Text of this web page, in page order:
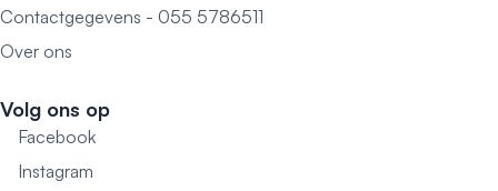
Contactgegevens - 055 5786511
Over ons
Volg ons op
Facebook
Instagram